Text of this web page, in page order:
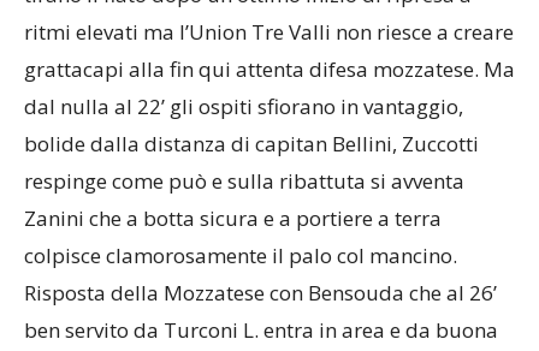
ritmi elevati ma l’Union Tre Valli non riesce a creare
grattacapi alla fin qui attenta difesa mozzatese. Ma
dal nulla al 22’ gli ospiti sfiorano in vantaggio,
bolide dalla distanza di capitan Bellini, Zuccotti
respinge come può e sulla ribattuta si avventa
Zanini che a botta sicura e a portiere a terra
colpisce clamorosamente il palo col mancino.
Risposta della Mozzatese con Bensouda che al 26’
ben servito da Turconi L. entra in area e da buona